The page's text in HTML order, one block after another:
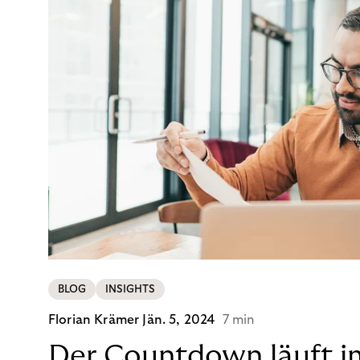
BLOG INSIGHTS
Florian Krämer Jän. 5, 2024 7 min